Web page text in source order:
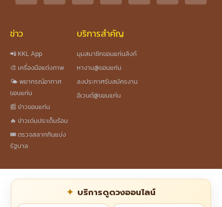
ข่าว
📲 KKL App
🎨 เครื่องมือแต่งภาพ
🌤️ พยากรณ์อากาศ
ขอนแก่น
📰 ข่าวขอนแก่น
🔥 ข่าวเด่นประเด็นร้อน
🎟️ ตรวจสลากกินแบ่ง
รัฐบาล
บริการสำคัญ
มุมสมาชิกขอนแก่นลิงก์
หางาน@ขอนแก่น
ลงประกาศรับสมัครงาน
อีเวนต์@ขอนแก่น
บริการดูดวงออนไลน์